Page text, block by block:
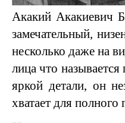
Акакий Акакиевич
замечательный,
несколько даже на
лица что
яркой детали, он
хватает для полного